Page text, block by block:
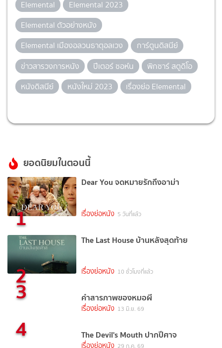
Elemental
Elemental 2023
Elemental ตัวอย่างหนัง
Elemental เมืองอลวนธาตุอลเวง
การ์ตูนดิสนีย์
ข่าวสารวงการหนัง
ปีเตอร์ ซอห์น
พิกซาร์ สตูดิโอ
หนังดิสนีย์
หนังใหม่ 2023 เรื่องย่อ Elemental
ยอดนิยมในตอนนี้
1
Dear You จดหมายรักถึงอาม่า
เรื่องย่อหนัง 5 วันที่แล้ว
2
The Last House บ้านหลังสุดท้าย
เรื่องย่อหนัง 10 ชั่วโมงที่แล้ว
3 คำสารภาพของหมอผี
เรื่องย่อหนัง 13 มิ.ย. 69
4 The Devil's Mouth ปากปีศาจ
เรื่องย่อหนัง 29 ก.ค. 69